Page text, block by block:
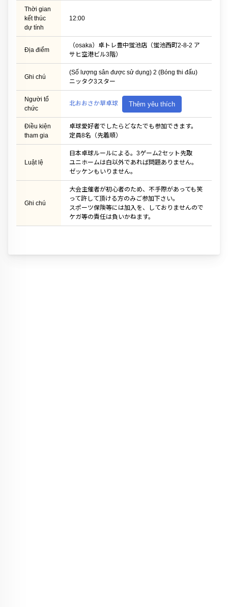
Thời gian
kết thúc
dự tính
12:00
Địa điểm
（osaka）卓トレ豊中蛍池店（蛍池西町2-8-2 ア
サヒ空港ビル3階）
Ghi chú
(Số lượng sân được sử dụng) 2 (Bóng thi đấu)
ニッタク3スター
Người tổ
chức
北おおさか草卓球 Thêm yêu thích
Điều kiện
tham gia
卓球愛好者でしたらどなたでも参加できます。
定員8名（先着順）
Luật lệ
日本卓球ルールによる。3ゲーム2セット先取
ユニホームは白以外であれば問題ありません。
ゼッケンもいりません。
Ghi chú
大会主催者が初心者のため、不手際があっても笑
って許して頂ける方のみご参加下さい。
スポーツ保険等には加入を、しておりませんので
ケガ等の責任は負いかねます。